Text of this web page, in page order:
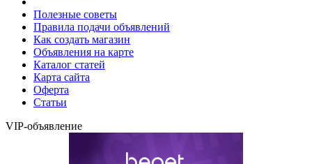
Полезные советы
Правила подачи объявлений
Как создать магазин
Объявления на карте
Каталог статей
Карта сайта
Оферта
Статьи
VIP-объявление